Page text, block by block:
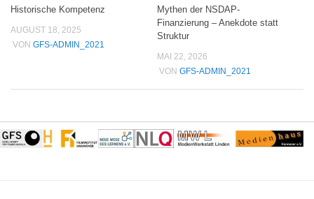
Historische Kompetenz
AUGUST 18, 2025
VON GFS-ADMIN_2021
Mythen der NSDAP-
Finanzierung – Anekdote statt
Struktur
MAI 22, 2026
VON GFS-ADMIN_2021